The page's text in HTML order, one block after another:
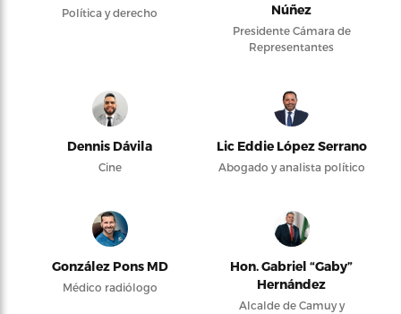
Política y derecho
Núñez
Presidente Cámara de
Representantes
Dennis Dávila
Cine
Lic Eddie López Serrano
Abogado y analista político
González Pons MD
Médico radiólogo
Hon. Gabriel “Gaby”
Hernández
Alcalde de Camuy y